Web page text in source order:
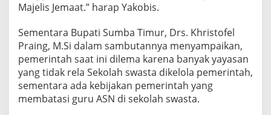
Majelis Jemaat.” harap Yakobis.
Sementara Bupati Sumba Timur, Drs. Khristofel
Praing, M.Si dalam sambutannya menyampaikan,
pemerintah saat ini dilema karena banyak yayasan
yang tidak rela Sekolah swasta dikelola pemerintah,
sementara ada kebijakan pemerintah yang
membatasi guru ASN di sekolah swasta.